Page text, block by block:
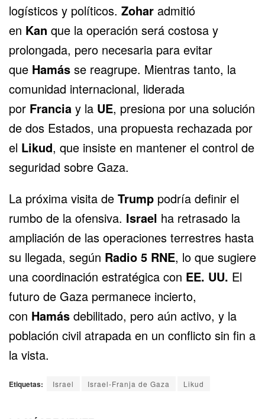
logísticos y políticos. Zohar admitió
en Kan que la operación será costosa y
prolongada, pero necesaria para evitar
que Hamás se reagrupe. Mientras tanto, la
comunidad internacional, liderada
por Francia y la UE, presiona por una solución
de dos Estados, una propuesta rechazada por
el Likud, que insiste en mantener el control de
seguridad sobre Gaza.
La próxima visita de Trump podría definir el
rumbo de la ofensiva. Israel ha retrasado la
ampliación de las operaciones terrestres hasta
su llegada, según Radio 5 RNE, lo que sugiere
una coordinación estratégica con EE. UU. El
futuro de Gaza permanece incierto,
con Hamás debilitado, pero aún activo, y la
población civil atrapada en un conflicto sin fin a
la vista.
Etiquetas: Israel Israel-Franja de Gaza Likud